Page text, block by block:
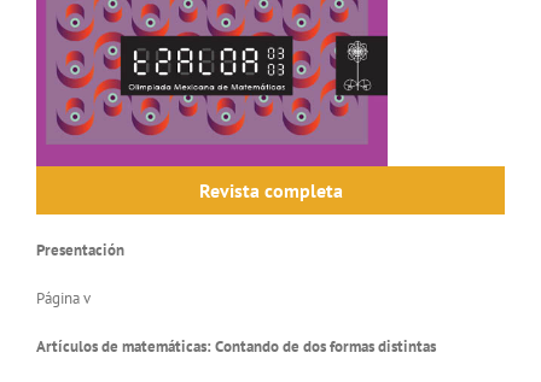
Revista completa
Presentación
Página v
Artículos de matemáticas: Contando de dos formas distintas